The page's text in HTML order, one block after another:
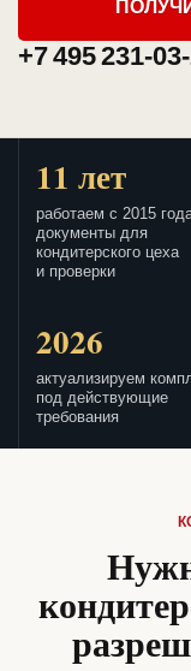
+7 495 231-
11 лет
работаем с 2015
документы для
кондитерского цеха
и проверки
2026
актуализируем
под действующие
требования